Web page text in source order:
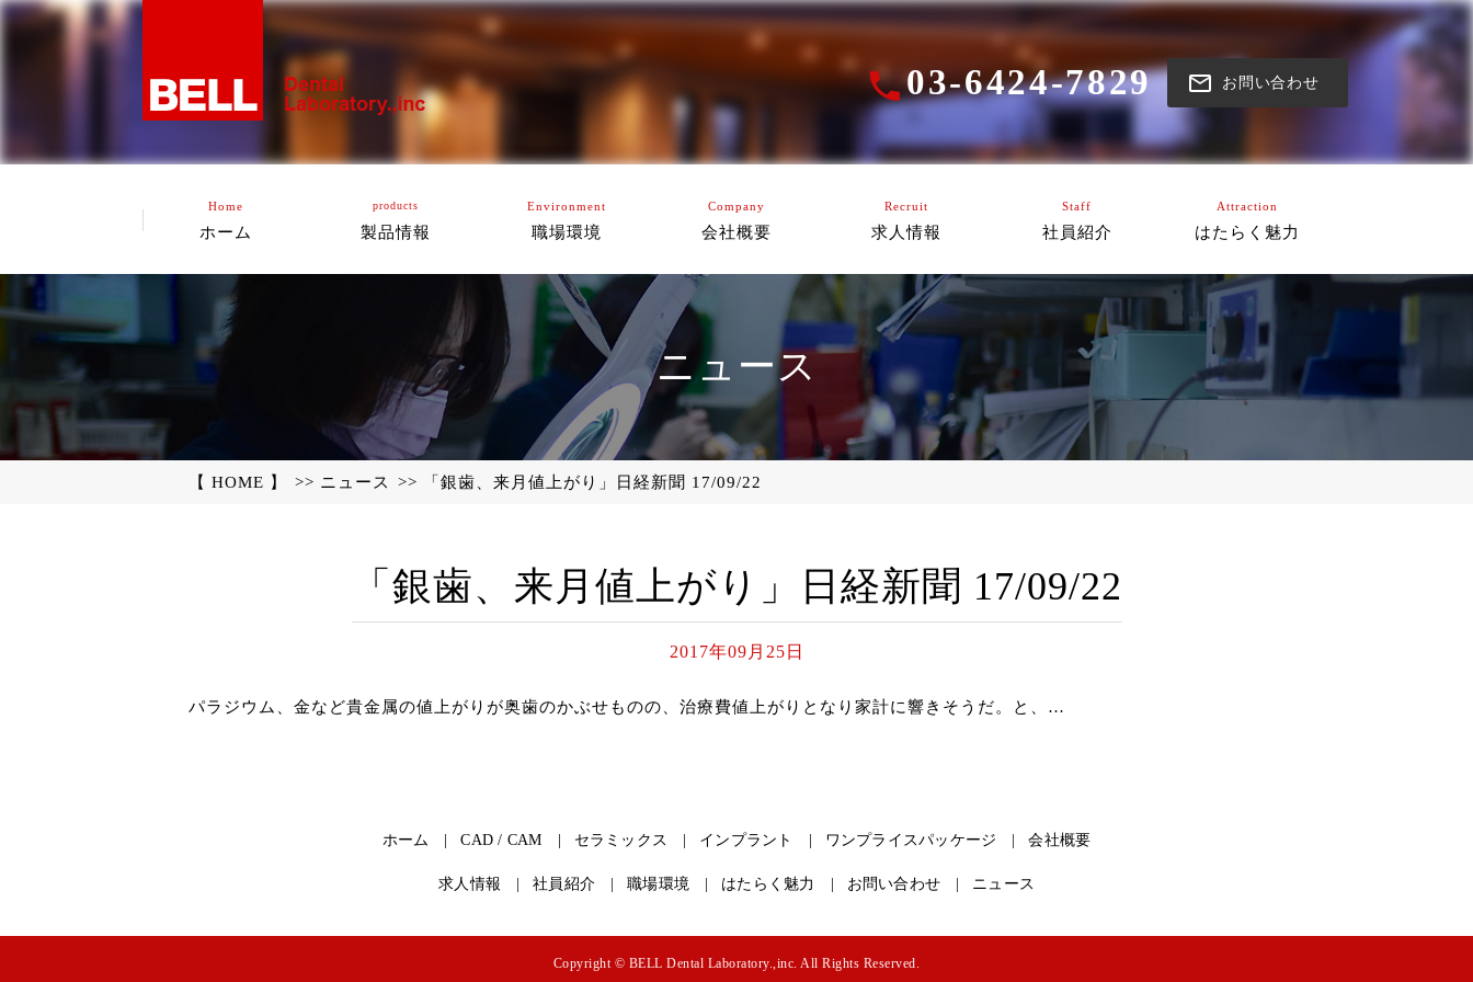
お問い合わせ
03-6424-7829
Home
ホーム
products
製品情報
Environment
職場環境
Company
会社概要
Recruit
求人情報
Staff
社員紹介
Attraction
はたらく魅力
ニュース
【 HOME 】 ニュース 「銀歯、来月値上がり」日経新聞 17/09/22
「銀歯、来月値上がり」日経新聞 17/09/22
2017年09月25日
パラジウム、金など貴金属の値上がりが奥歯のかぶせものの、治療費値上がりとなり家計に響きそうだ。と、…
ホーム CAD / CAM セラミックス インプラント ワンプライスパッケージ 会社概要
求人情報 社員紹介 職場環境 はたらく魅力 お問い合わせ ニュース
Copyright © BELL Dental Laboratory.,inc. All Rights Reserved.